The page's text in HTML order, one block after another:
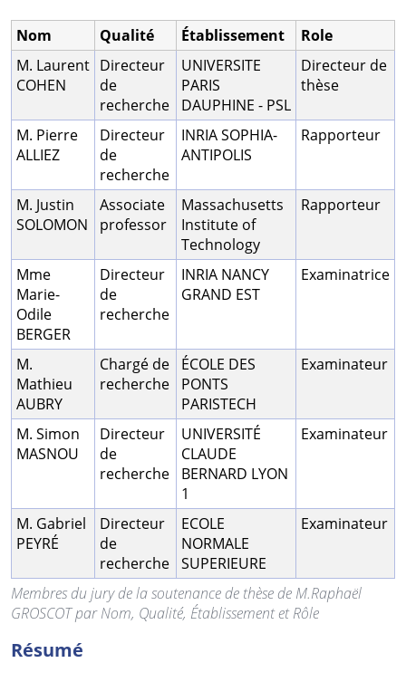
Membres du jury de la soutenance de thèse de M.Raphaël
GROSCOT par Nom, Qualité, Établissement et Rôle
Nom Qualité Établissement Role
M. Laurent
COHEN
Directeur
de
recherche
UNIVERSITE
PARIS
DAUPHINE - PSL
Directeur de
thèse
M. Pierre
ALLIEZ
Directeur
de
recherche
INRIA SOPHIA-
ANTIPOLIS
Rapporteur
M. Justin
SOLOMON
Associate
professor
Massachusetts
Institute of
Technology
Rapporteur
Mme
Marie-
Odile
BERGER
Directeur
de
recherche
INRIA NANCY
GRAND EST
Examinatrice
M.
Mathieu
AUBRY
Chargé de
recherche
ÉCOLE DES
PONTS
PARISTECH
Examinateur
M. Simon
MASNOU
Directeur
de
recherche
UNIVERSITÉ
CLAUDE
BERNARD LYON
1
Examinateur
M. Gabriel
PEYRÉ
Directeur
de
recherche
ECOLE
NORMALE
SUPERIEURE
Examinateur
Résumé